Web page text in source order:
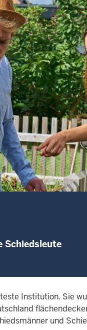
Schiedsleute
Institution. Sie
und